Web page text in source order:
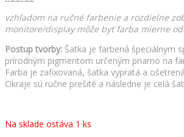
vzhľadom na ručné farbenie a rozdielne
monitore/display môže byť farba mierne
Postup tvorby: Šatka je farbená špeciálnym
prírodným pigmentom určeným priamo na
Farba je zafixovaná, šatka vypratá a
Okraje sú ručne prešité a následne je celá
Na sklade ostáva 1 ks